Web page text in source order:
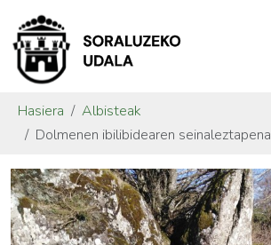
Hasiera
Albisteak
Dolmenen ibilibidearen seinaleztapena